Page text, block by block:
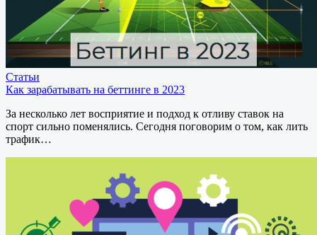
Статьи
Как зарабатывать на беттинге в 2023
За несколько лет восприятие и подход к отливу ставок на
спорт сильно поменялись. Сегодня поговорим о том, как лить
трафик…